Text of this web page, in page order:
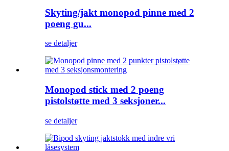
Skyting/jakt monopod pinne med 2
poeng gu...
se detaljer
Monopod stick med 2 poeng
pistolstøtte med 3 seksjoner...
se detaljer